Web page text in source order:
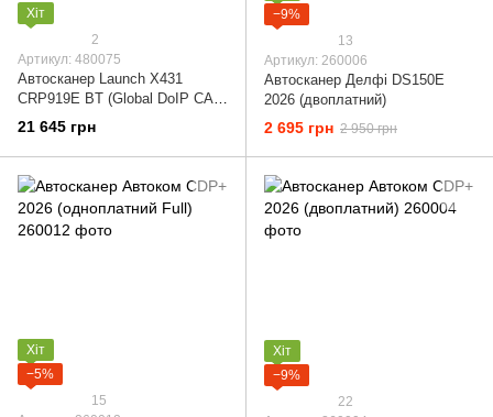
Хіт
2
Артикул: 480075
Автосканер Launch X431
CRP919E BT (Global DoIP CAN
FD)
21 645 грн
−9%
13
Артикул: 260006
Автосканер Делфі DS150E
2026 (двоплатний)
2 695 грн 2 950 грн
Хіт
−5%
15
Хіт
−9%
22